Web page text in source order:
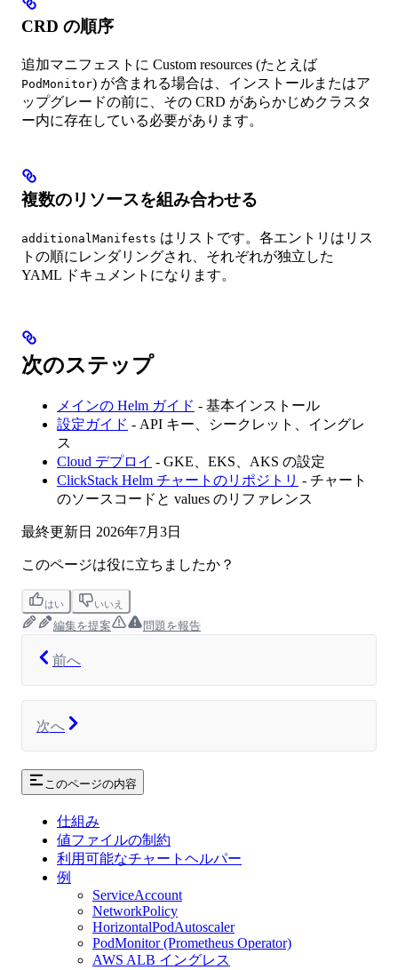
CRD の順序
追加マニフェストに Custom resources (たとえば
PodMonitor) が含まれる場合は、インストールまたはア
ップグレードの前に、その CRD があらかじめクラスタ
ー内に存在している必要があります。
複数のリソースを組み合わせる
additionalManifests はリストです。各エントリはリス
トの順にレンダリングされ、それぞれが独立した
YAML ドキュメントになります。
次のステップ
メインの Helm ガイド - 基本インストール
設定ガイド - API キー、シークレット、イングレ
ス
Cloud デプロイ - GKE、EKS、AKS の設定
ClickStack Helm チャートのリポジトリ - チャート
のソースコードと values のリファレンス
最終更新日 2026年7月3日
このページは役に立ちましたか？
はい いいえ
編集を提案 問題を報告
前へ
次へ
このページの内容
仕組み
値ファイルの制約
利用可能なチャートヘルパー
例
ServiceAccount
NetworkPolicy
HorizontalPodAutoscaler
PodMonitor (Prometheus Operator)
AWS ALB イングレス